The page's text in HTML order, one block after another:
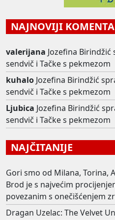
NAJNOVIJI
valerijana Jozefina Birindžić
sendvič i Tačke s pekmezom
kuhalo Jozefina Birindžić
sendvič i Tačke s pekmezom
Ljubica Jozefina Birindžić
sendvič i Tačke s pekmezom
NAJČITANIJE
Gori smo od Milana, Torina,
Brod je s najvećim
povezanim s onečišćenjem
Dragan Uzelac: The Velvet